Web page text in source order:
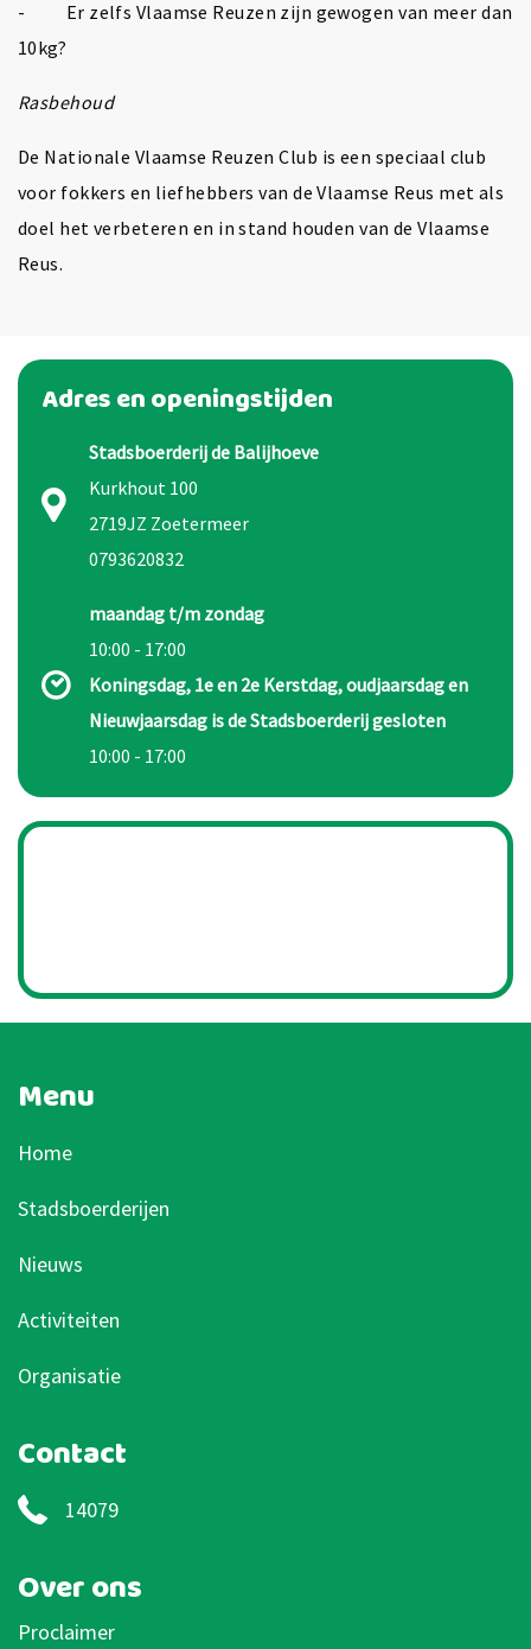
- Er zelfs Vlaamse Reuzen zijn gewogen van meer dan
10kg?
Rasbehoud
De Nationale Vlaamse Reuzen Club is een speciaal club
voor fokkers en liefhebbers van de Vlaamse Reus met als
doel het verbeteren en in stand houden van de Vlaamse
Reus.
Adres en openingstijden
Stadsboerderij de Balijhoeve
Kurkhout 100
2719JZ Zoetermeer
0793620832
maandag t/m zondag
10:00 - 17:00
Koningsdag, 1e en 2e Kerstdag, oudjaarsdag en
Nieuwjaarsdag is de Stadsboerderij gesloten
10:00 - 17:00
Menu
Home
Stadsboerderijen
Nieuws
Activiteiten
Organisatie
Contact
14079
Over ons
Proclaimer